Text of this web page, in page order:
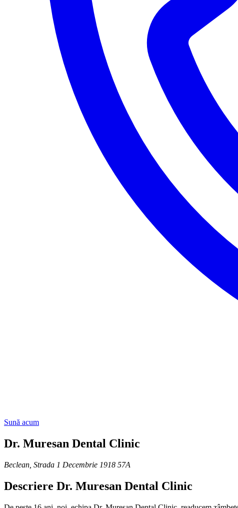
Sună acum
Dr. Muresan Dental Clinic
Beclean Strada 1 Decembrie 1918 57A
Descriere Dr. Muresan Dental Clinic